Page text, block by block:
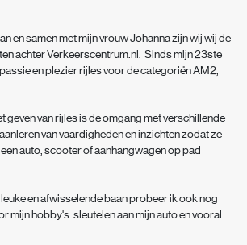
en samen met mijn vrouw Johanna zijn wij wij de
achter Verkeerscentrum.nl. Sinds mijn 23ste
en plezier rijles voor de categoriën AM2,
geven van rijles is de omgang met verschillende
van vaardigheden en inzichten zodat ze
auto, scooter of aanhangwagen op pad
en afwisselende baan probeer ik ook nog
mijn hobby's: sleutelen aan mijn auto en vooral